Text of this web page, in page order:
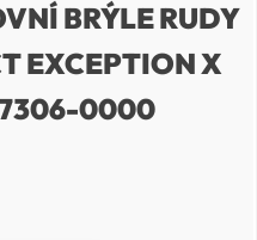
BRÝLE RUDY
EXCEPTION X
0000